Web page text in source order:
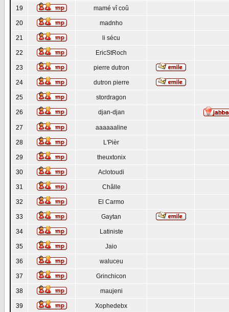
19 mamé vî coû
20 madnho
21 li sécu
22 EricStRoch
23 pierre dutron
24 dutron pierre
25 stordragon
26 djan-djan
27 aaaaaaline
28 L'Pièr
29 theuxtonix
30 Aclotoudi
31 Châlle
32 El Carmo
33 Gaytan
34 Latiniste
35 Jaio
36 waluceu
37 Grinchicon
38 maujeni
39 Xophedebx